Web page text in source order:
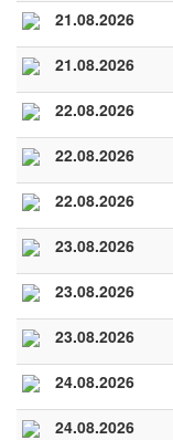
21.08.2026
21.08.2026
22.08.2026
22.08.2026
22.08.2026
23.08.2026
23.08.2026
23.08.2026
24.08.2026
24.08.2026